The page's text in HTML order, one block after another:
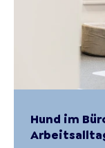
Hund im